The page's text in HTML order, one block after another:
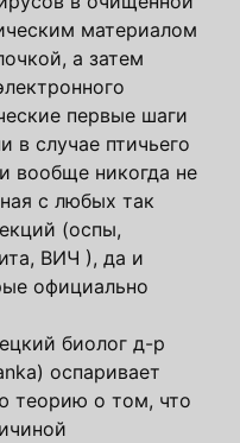
материалом
а затем
первые шаги
в случае птичьего
вообще никогда не
с любых так
(оспы,
ВИЧ ), да и
официально
биолог д-р
оспаривает
теорию о том, что